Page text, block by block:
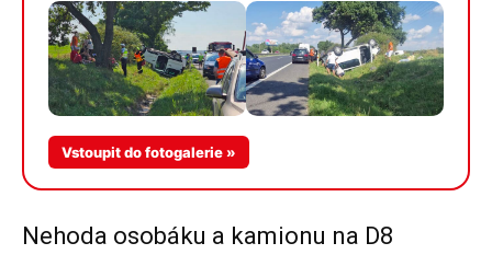
Vstoupit do fotogalerie »
Nehoda osobáku a kamionu na D8